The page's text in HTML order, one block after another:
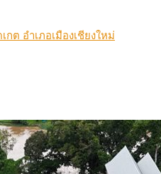
ต อำเภอเมืองเชียงใหม่